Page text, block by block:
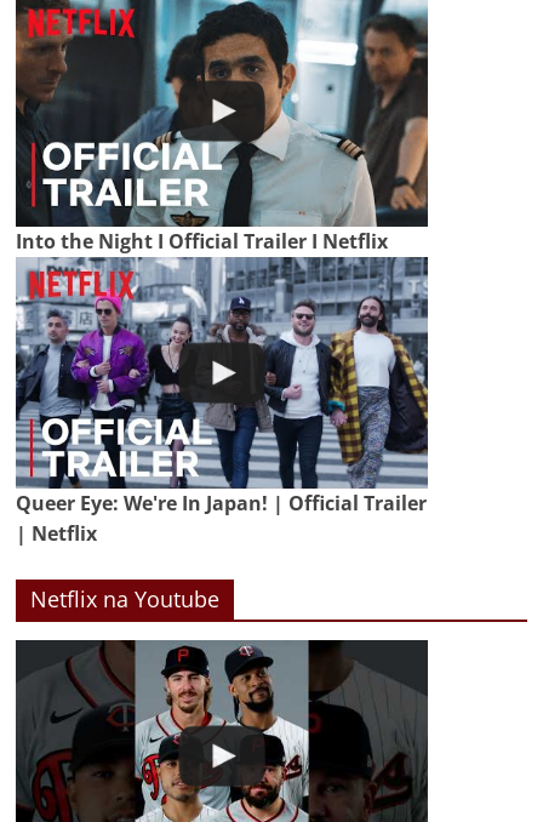
Into the Night I Official Trailer I Netflix
Queer Eye: We're In Japan! | Official Trailer
| Netflix
Netflix na Youtube